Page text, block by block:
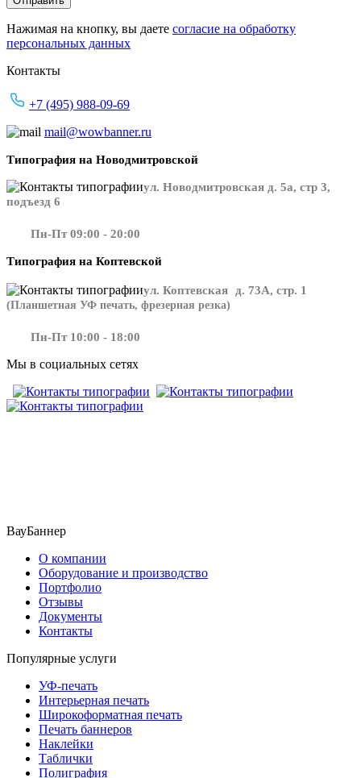
Нажимая на кнопку, вы даете согласие на обработку
персональных данных
Контакты
+7 (495) 988-09-69
mail@wowbanner.ru
Типография на Новодмитровской
ул. Новодмитровская д. 5а, стр 3,
подъезд 6
Пн-Пт 09:00 - 20:00
Типография на Коптевской
ул. Коптевская д. 73А, стр. 1
(Планшетная УФ печать, фрезерная резка)
Пн-Пт 10:00 - 18:00
Мы в социальных сетях
ВауБаннер
О компании
Оборудование и производство
Портфолио
Отзывы
Документы
Контакты
Популярные услуги
УФ-печать
Интерьерная печать
Широкоформатная печать
Печать баннеров
Наклейки
Таблички
Полиграфия